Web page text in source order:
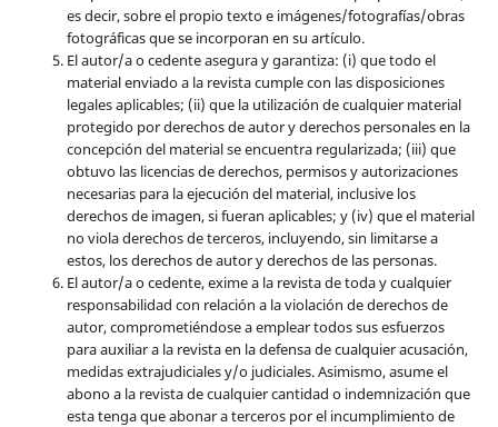
es decir, sobre el propio texto e imágenes/fotografías/obras
fotográficas que se incorporan en su artículo.
El autor/a o cedente asegura y garantiza: (i) que todo el
material enviado a la revista cumple con las disposiciones
legales aplicables; (ii) que la utilización de cualquier material
protegido por derechos de autor y derechos personales en la
concepción del material se encuentra regularizada; (iii) que
obtuvo las licencias de derechos, permisos y autorizaciones
necesarias para la ejecución del material, inclusive los
derechos de imagen, si fueran aplicables; y (iv) que el material
no viola derechos de terceros, incluyendo, sin limitarse a
estos, los derechos de autor y derechos de las personas.
El autor/a o cedente, exime a la revista de toda y cualquier
responsabilidad con relación a la violación de derechos de
autor, comprometiéndose a emplear todos sus esfuerzos
para auxiliar a la revista en la defensa de cualquier acusación,
medidas extrajudiciales y/o judiciales. Asimismo, asume el
abono a la revista de cualquier cantidad o indemnización que
esta tenga que abonar a terceros por el incumplimiento de